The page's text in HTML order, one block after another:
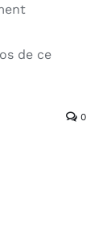
de ce
0